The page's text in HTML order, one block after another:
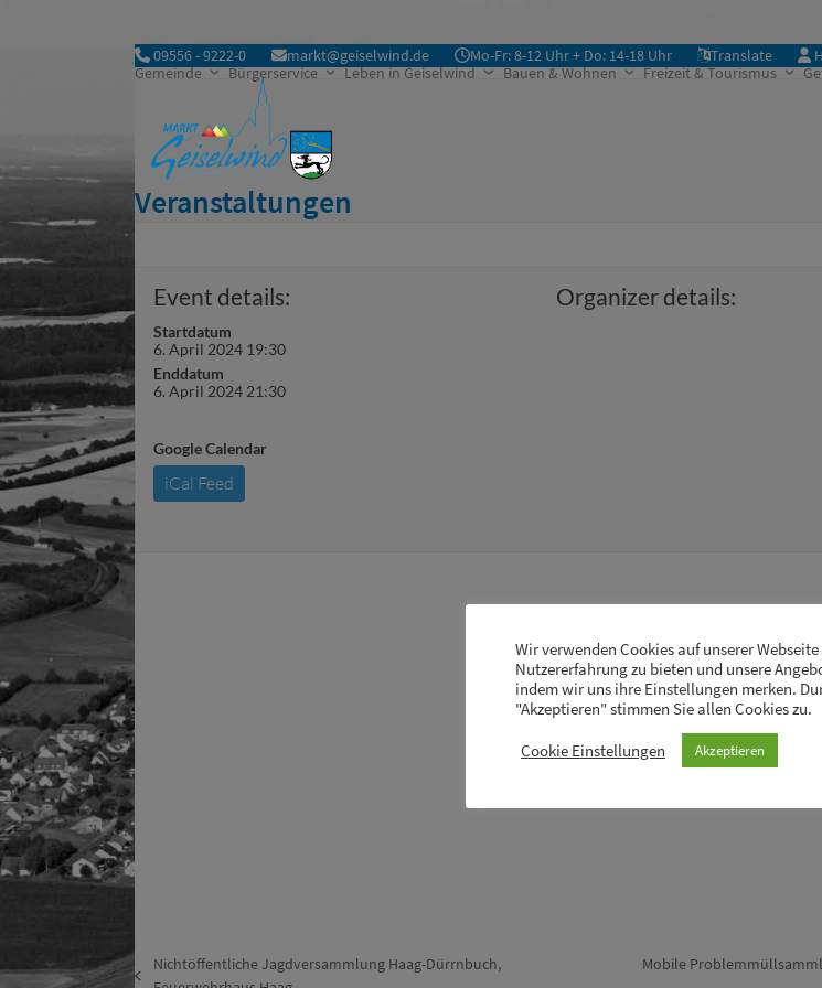
09556 - 9222-0 markt@geiselwind.de Mo-Fr: 8-12 Uhr + Do: 14-18 Uhr Translate
Gemeinde
Bürgerservice Leben in Geiselwind Bauen & Wohnen Freizeit & Tourismus
Veranstaltungen
Event details:
Startdatum
6. April 2024 19:30
Enddatum
6. April 2024 21:30
Google Calendar
iCal Feed
Organizer details:
Nichtöffentliche Jagdversammlung Haag-Dürrnbuch,
Mobile
Wir verwenden Cookies auf unserer
Nutzererfahrung zu bieten und unsere
indem wir uns ihre Einstellungen merken.
"Akzeptieren" stimmen Sie allen Cookies zu.
Cookie Einstellungen Akzeptieren